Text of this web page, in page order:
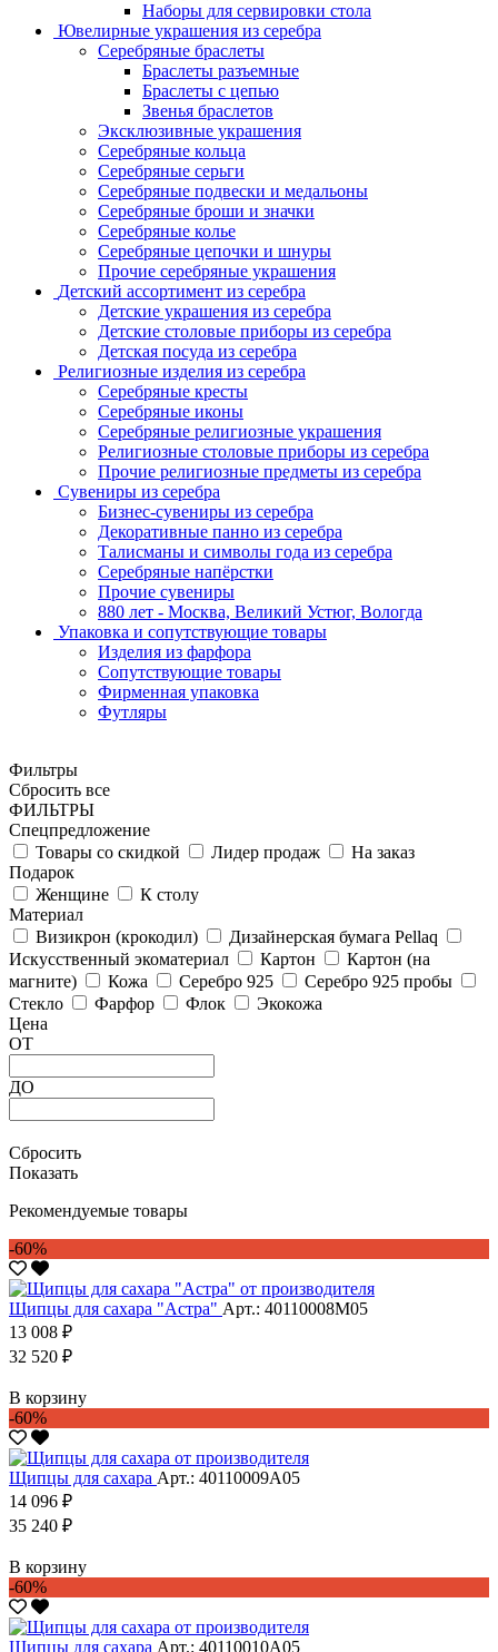
Наборы для сервировки стола
Ювелирные украшения из серебра
Серебряные браслеты
Браслеты разъемные
Браслеты с цепью
Звенья браслетов
Эксклюзивные украшения
Серебряные кольца
Серебряные серьги
Серебряные подвески и медальоны
Серебряные броши и значки
Серебряные колье
Серебряные цепочки и шнуры
Прочие серебряные украшения
Детский ассортимент из серебра
Детские украшения из серебра
Детские столовые приборы из серебра
Детская посуда из серебра
Религиозные изделия из серебра
Серебряные кресты
Серебряные иконы
Серебряные религиозные украшения
Религиозные столовые приборы из серебра
Прочие религиозные предметы из серебра
Сувениры из серебра
Бизнес-сувениры из серебра
Декоративные панно из серебра
Талисманы и символы года из серебра
Серебряные напёрстки
Прочие сувениры
880 лет - Москва, Великий Устюг, Вологда
Упаковка и сопутствующие товары
Изделия из фарфора
Сопутствующие товары
Фирменная упаковка
Футляры
Фильтры
Сбросить все
ФИЛЬТРЫ
Спецпредложение
Товары со скидкой
Лидер продаж
На заказ
Подарок
Женщине
К столу
Материал
Визикрон (крокодил)
Дизайнерская бумага Pellaq
Искусственный экоматериал
Картон
Картон (на
магните)
Кожа Серебро 925
Серебро 925 пробы
Стекло
Фарфор Флок
Экокожа
Цена
ОТ
ДО
Сбросить
Показать
Рекомендуемые товары
-60%
Щипцы для сахара "Астра" Арт.: 40110008М05
13 008 ₽
32 520 ₽
В корзину
-60%
Щипцы для сахара Арт.: 40110009А05
14 096 ₽
35 240 ₽
В корзину
-60%
Щипцы для сахара Арт.: 40110010А05